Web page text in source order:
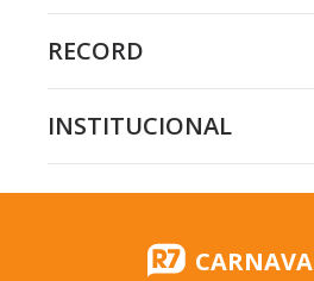
RECORD
INSTITUCIONAL